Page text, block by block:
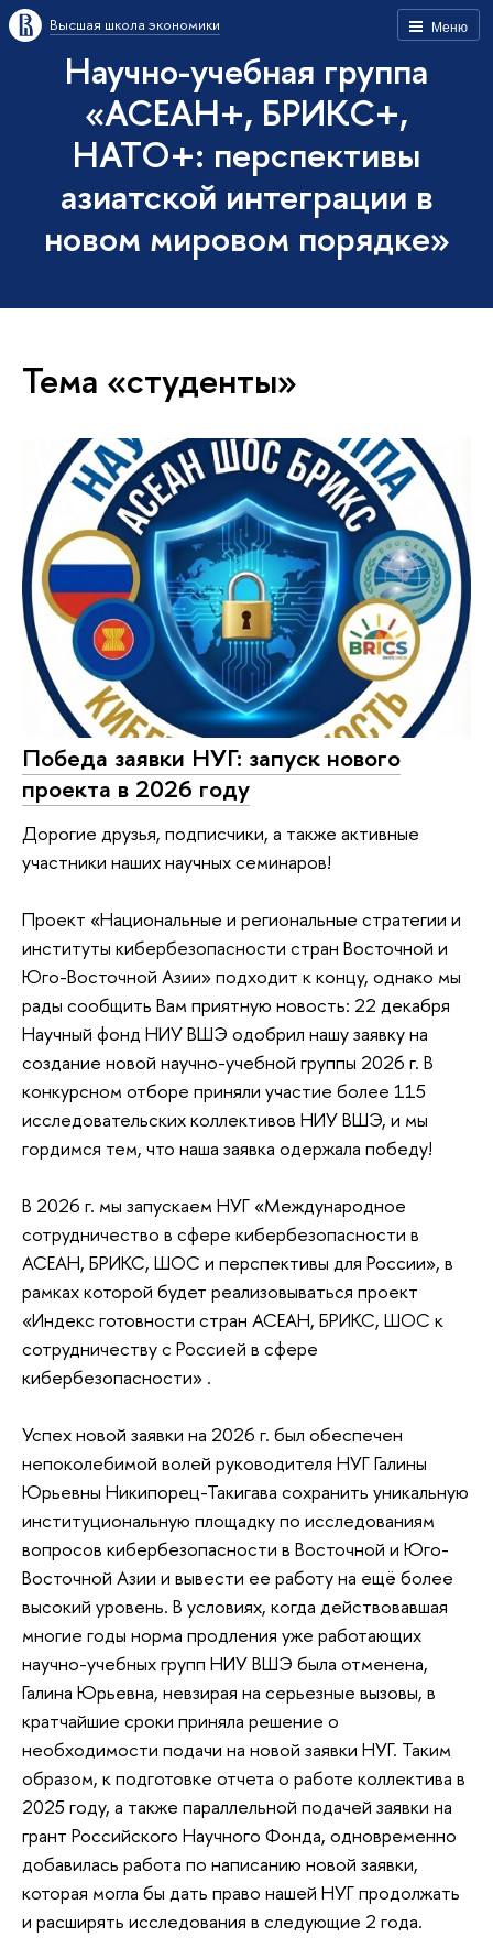
Меню
Высшая школа экономики
Научно-учебная группа
«АСЕАН+, БРИКС+,
НАТО+: перспективы
азиатской интеграции в
новом мировом порядке»
Тема «студенты»
Победа заявки НУГ: запуск нового
проекта в 2026 году
Дорогие друзья, подписчики, а также активные
участники наших научных семинаров!
Проект «Национальные и региональные стратегии и
институты кибербезопасности стран Восточной и
Юго-Восточной Азии» подходит к концу, однако мы
рады сообщить Вам приятную новость: 22 декабря
Научный фонд НИУ ВШЭ одобрил нашу заявку на
создание новой научно-учебной группы 2026 г. В
конкурсном отборе приняли участие более 115
исследовательских коллективов НИУ ВШЭ, и мы
гордимся тем, что наша заявка одержала победу!
В 2026 г. мы запускаем НУГ «Международное
сотрудничество в сфере кибербезопасности в
АСЕАН, БРИКС, ШОС и перспективы для России», в
рамках которой будет реализовываться проект
«Индекс готовности стран АСЕАН, БРИКС, ШОС к
сотрудничеству с Россией в сфере
кибербезопасности» .
Успех новой заявки на 2026 г. был обеспечен
непоколебимой волей руководителя НУГ Галины
Юрьевны Никипорец-Такигава сохранить уникальную
институциональную площадку по исследованиям
вопросов кибербезопасности в Восточной и Юго-
Восточной Азии и вывести ее работу на ещё более
высокий уровень. В условиях, когда действовавшая
многие годы норма продления уже работающих
научно-учебных групп НИУ ВШЭ была отменена,
Галина Юрьевна, невзирая на серьезные вызовы, в
кратчайшие сроки приняла решение о
необходимости подачи на новой заявки НУГ. Таким
образом, к подготовке отчета о работе коллектива в
2025 году, а также параллельной подачей заявки на
грант Российского Научного Фонда, одновременно
добавилась работа по написанию новой заявки,
которая могла бы дать право нашей НУГ продолжать
и расширять исследования в следующие 2 года.